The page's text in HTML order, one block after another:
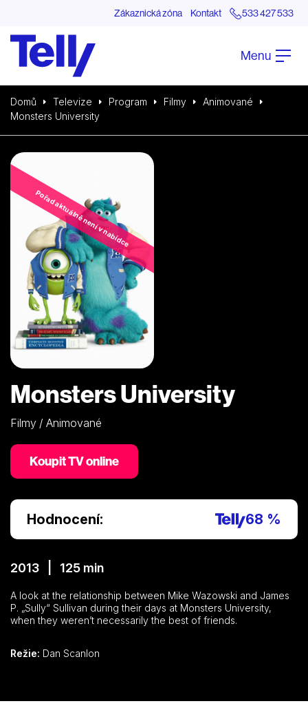
Zákaznická zóna Kontakt 533 427 533
Menu
Domů Televize Program Filmy
Animované
Monsters University
Pořad aktuálně není v nabídce
Monsters University
Filmy / Animované
Koupit TV online
Hodnocení: 68 %
2013 | 125 min
A look at the relationship between Mike Wazowski and James
P. „Sully“ Sullivan during their days at Monsters University,
when they weren’t necessarily the best of friends.
Režie: Dan Scanlon